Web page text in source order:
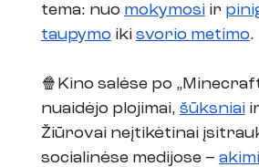
tema: nuo mokymosi ir
taupymo iki svorio metimo.
🍿Kino salėse po
nuaidėjo plojimai, šūksniai ir
Žiūrovai neįtikėtinai
socialinėse medijose –